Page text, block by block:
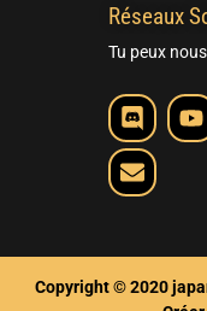
Réseaux
Tu peux
Copyright © 2020